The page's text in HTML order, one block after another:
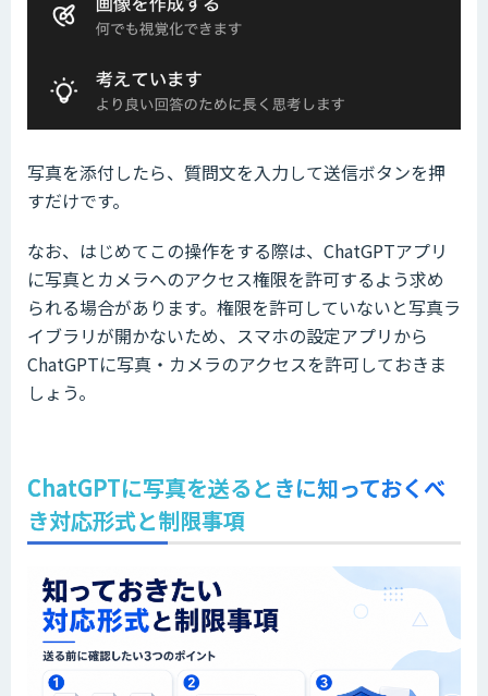
写真を添付したら、質問文を入力して送信ボタンを押
すだけです。
なお、はじめてこの操作をする際は、ChatGPTアプリ
に写真とカメラへのアクセス権限を許可するよう求め
られる場合があります。権限を許可していないと写真ラ
イブラリが開かないため、スマホの設定アプリから
ChatGPTに写真・カメラのアクセスを許可しておきま
しょう。
ChatGPTに写真を送るときに知っておくべ
き対応形式と制限事項